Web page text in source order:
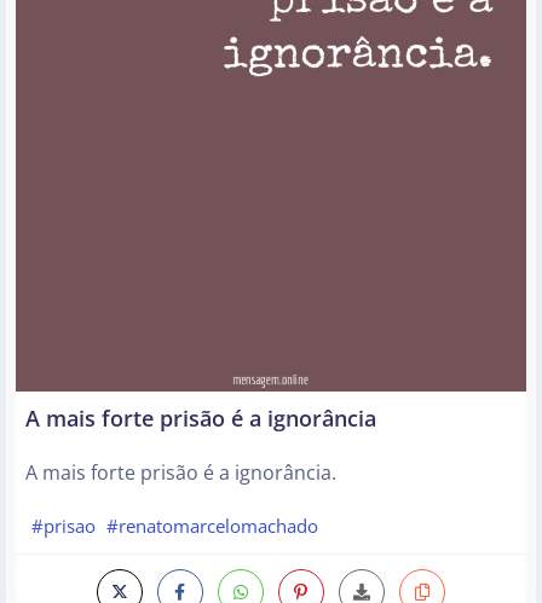
A mais forte prisão é a ignorância
A mais forte prisão é a ignorância.
#prisao #renatomarcelomachado